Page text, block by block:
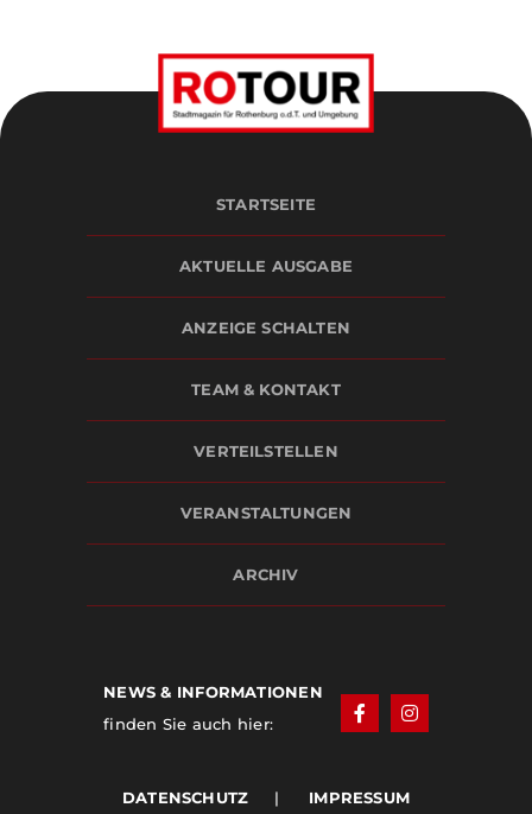
STARTSEITE
AKTUELLE AUSGABE
ANZEIGE SCHALTEN
TEAM & KONTAKT
VERTEILSTELLEN
VERANSTALTUNGEN
ARCHIV
DATENSCHUTZ | IMPRESSUM
NEWS & INFORMATIONEN
finden Sie auch hier: